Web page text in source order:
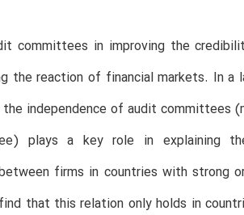
committees in improving the
reaction of financial markets. In a
independence of audit committees
plays a key role in explaining
firms in countries with strong
that this relation only holds in